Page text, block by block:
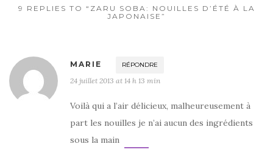
9 REPLIES TO “ZARU SOBA: NOUILLES D’ÉTÉ À LA
JAPONAISE”
MARIE RÉPONDRE
24 juillet 2013 at 14 h 13 min
Voilà qui a l’air délicieux, malheureusement à
part les nouilles je n’ai aucun des ingrédients
sous la main